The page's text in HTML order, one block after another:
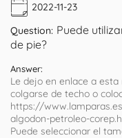
2022-11-23
Question: Puede
de pie?
Answer:
Le dejo en enlace a
colgarse de techo o
https://
algodon-petroleo-
Puede seleccionar el